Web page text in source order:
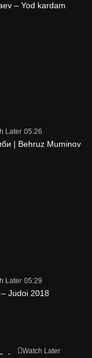
– Yod kardam
Later 05:26
| Behruz Muminov
Later 05:29
Judoi 2018
Watch Later